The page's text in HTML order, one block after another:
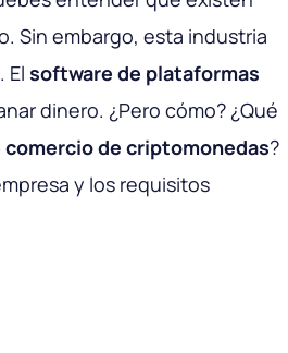
Sin embargo, esta industria
El software de plataformas
dinero. ¿Pero cómo? ¿Qué
de criptomonedas?
y los requisitos